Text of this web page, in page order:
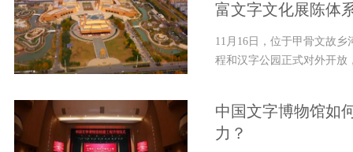
富文字文化展陈体
11月16日，位于甲骨文故
程和汉字公园正式对外开放
中国文字博物馆如
力？